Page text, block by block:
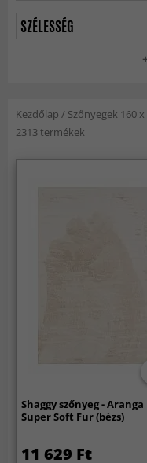
SZÉLESSÉG
Kezdőlap / Szőnyegek 160
2313 termékek
Shaggy szőnyeg - Aranga
Super Soft Fur (bézs)
11 629 Ft